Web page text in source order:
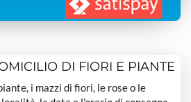
DI FIORI E PIANTE
i mazzi di fiori, le rose o le